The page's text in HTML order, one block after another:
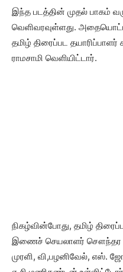
இந்த படத்தின் முதல் பாகம்
வெளிவரவுள்ளது.
தமிழ் திரைப்பட
ராமசாமி வெளியிட்டார்.
நிகழ்வின்போது, தமிழ்
இணைச் செயலாளர் சௌந்தர
முரளி, வி,பழனிவேல், எஸ்.